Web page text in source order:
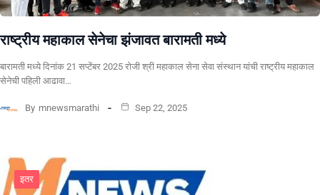
राष्ट्रीय महाकाल सेनेचा झंजावत बारामती मध्ये
बारामती मध्ये दिनांक 21 सप्टेंबर 2025 रोजी श्री महाकाल सेना सेवा संस्थान यांची राष्ट्रीय महाकाल
सेनेची पहिली आढावा…
By mnewsmarathi Sep 22, 2025
इतर